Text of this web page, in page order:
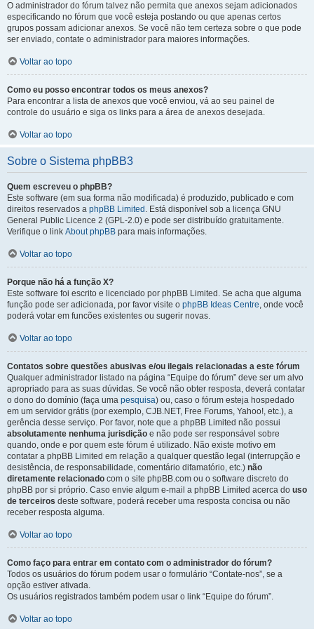
O administrador do fórum talvez não permita que anexos sejam adicionados
especificando no fórum que você esteja postando ou que apenas certos
grupos possam adicionar anexos. Se você não tem certeza sobre o que pode
ser enviado, contate o administrador para maiores informações.
Voltar ao topo
Como eu posso encontrar todos os meus anexos?
Para encontrar a lista de anexos que você enviou, vá ao seu painel de
controle do usuário e siga os links para a área de anexos desejada.
Voltar ao topo
Sobre o Sistema phpBB3
Quem escreveu o phpBB?
Este software (em sua forma não modificada) é produzido, publicado e com
direitos reservados a phpBB Limited . Está disponível sob a licença GNU
General Public Licence 2 (GPL-2.0) e pode ser distribuído gratuitamente.
Verifique o link About phpBB para mais informações.
Voltar ao topo
Porque não há a função X?
Este software foi escrito e licenciado por phpBB Limited. Se acha que alguma
função pode ser adicionada, por favor visite o phpBB Ideas Centre, onde você
poderá votar em funcões existentes ou sugerir novas.
Voltar ao topo
Contatos sobre questões abusivas e/ou ilegais relacionadas a este fórum
Qualquer administrador listado na página “Equipe do fórum” deve ser um alvo
apropriado para as suas dúvidas. Se você não obter resposta, deverá contatar
o dono do domínio (faça uma pesquisa) ou, caso o fórum esteja hospedado
em um servidor grátis (por exemplo, CJB.NET, Free Forums, Yahoo!, etc.), a
gerência desse serviço. Por favor, note que a phpBB Limited não possui
absolutamente nenhuma jurisdição e não pode ser responsável sobre
quando, onde e por quem este fórum é utilizado. Não existe motivo em
contatar a phpBB Limited em relação a qualquer questão legal (interrupção e
desistência, de responsabilidade, comentário difamatório, etc.) não
diretamente relacionado com o site phpBB.com ou o software discreto do
phpBB por si próprio. Caso envie algum e-mail a phpBB Limited acerca do uso
de terceiros deste software, poderá receber uma resposta concisa ou não
receber resposta alguma.
Voltar ao topo
Como faço para entrar em contato com o administrador do fórum?
Todos os usuários do fórum podem usar o formulário “Contate-nos”, se a
opção estiver ativada.
Os usuários registrados também podem usar o link “Equipe do fórum”.
Voltar ao topo